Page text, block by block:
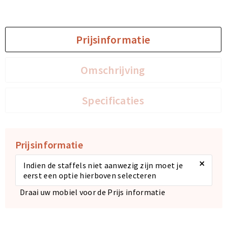
Prijsinformatie
Omschrijving
Specificaties
Prijsinformatie
Indien de staffels niet aanwezig zijn moet je
eerst een optie hierboven selecteren
×
Draai uw mobiel voor de Prijs informatie